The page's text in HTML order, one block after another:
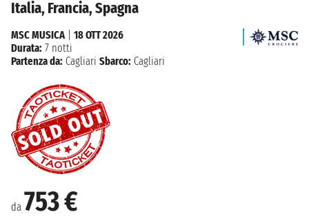
Italia, Francia, Spagna
da 753 €
MSC MUSICA
18 OTT 2026
Durata: 7 notti
Partenza da: Cagliari Sbarco: Cagliari